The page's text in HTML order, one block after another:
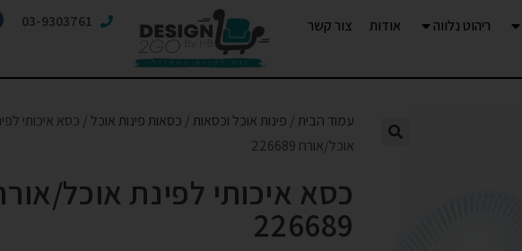
ריהוט נלווה אודות צור קשר 03-9303761
עמוד הבית/ פינות אוכל וכסאות/ כסאות פינות אוכל / כסא איכותי
אוכל/אורח 226689
כסא איכותי לפינת אוכל/
226689